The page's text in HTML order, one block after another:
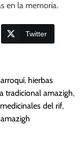
en la memoria.
Twitter
, hierbas
tradicional amazigh,
del rif,